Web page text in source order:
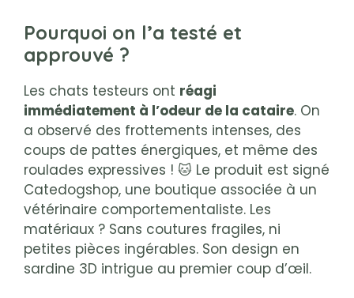
Pourquoi on l’a testé et
approuvé ?
Les chats testeurs ont réagi
immédiatement à l’odeur de la cataire. On
a observé des frottements intenses, des
coups de pattes énergiques, et même des
roulades expressives ! 🐱 Le produit est signé
Catedogshop, une boutique associée à un
vétérinaire comportementaliste. Les
matériaux ? Sans coutures fragiles, ni
petites pièces ingérables. Son design en
sardine 3D intrigue au premier coup d’œil.